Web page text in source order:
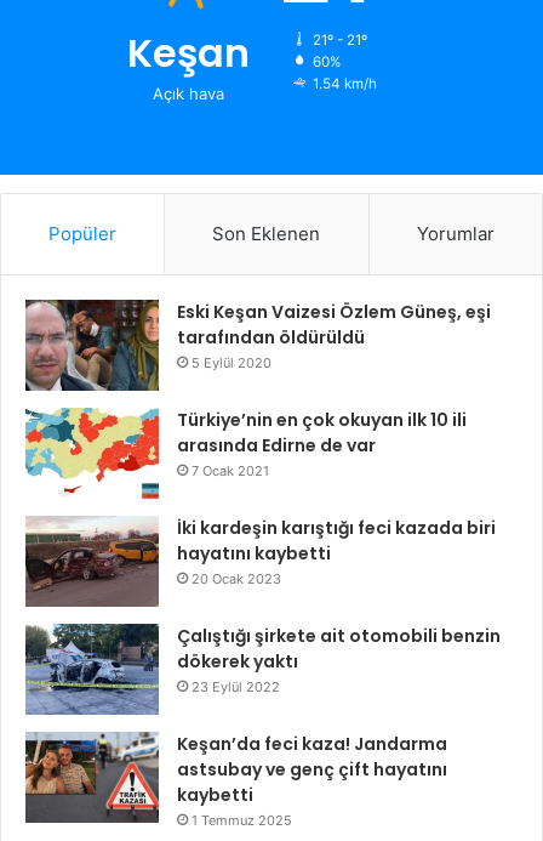
Keşan
Açık hava
21º - 21º
60%
1.54 km/h
Popüler Son Eklenen Yorumlar
Eski Keşan Vaizesi Özlem Güneş, eşi
tarafından öldürüldü
5 Eylül 2020
Türkiye’nin en çok okuyan ilk 10 ili
arasında Edirne de var
7 Ocak 2021
İki kardeşin karıştığı feci kazada biri
hayatını kaybetti
20 Ocak 2023
Çalıştığı şirkete ait otomobili benzin
dökerek yaktı
23 Eylül 2022
Keşan’da feci kaza! Jandarma
astsubay ve genç çift hayatını
kaybetti
1 Temmuz 2025